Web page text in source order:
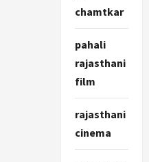
chamtkar
pahali
rajasthani
film
rajasthani
cinema